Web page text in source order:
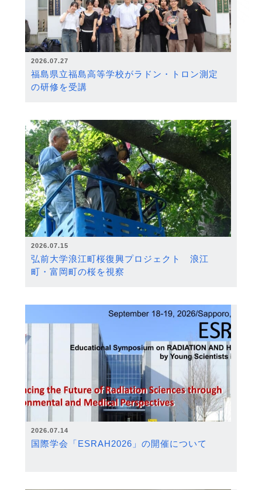
2026.07.27
福島県立福島高等学校がラドン・トロン測定
の研修を受講
2026.07.15
弘前大学浪江町桜復興プロジェクト 浪江
町・富岡町の桜を視察
2026.07.14
国際学会「ESRAH2026」の開催について